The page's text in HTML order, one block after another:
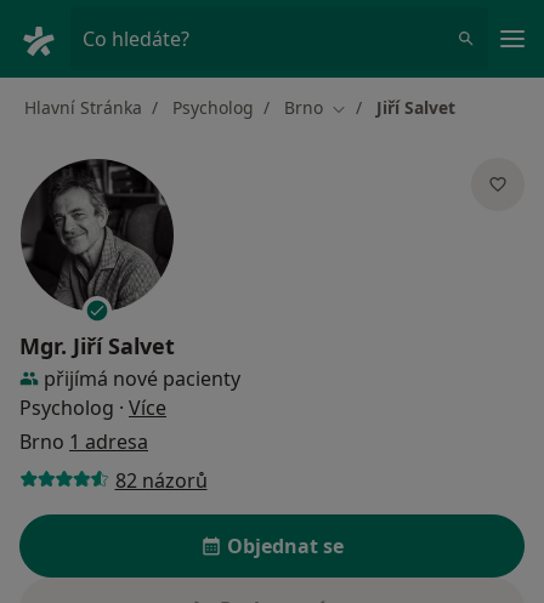
Co hledáte?
Hlavní Stránka Psycholog Brno Změna města
Jiří Salvet
Mgr. Jiří Salvet
přijímá nové pacienty
Psycholog · Více
Brno 1 adresa
82 názorů
Objednat se